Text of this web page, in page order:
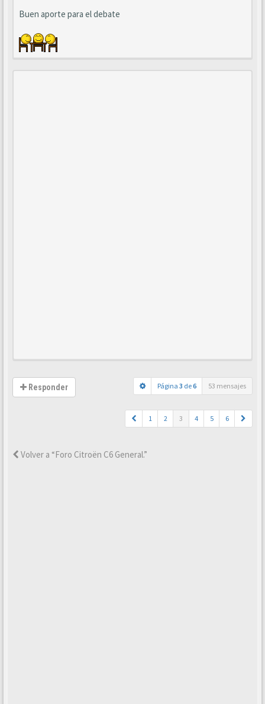
Buen aporte para el debate
Responder Página 3 de6 53 mensajes
1 2 3 4 5 6
Volver a “Foro Citroën C6 General.”